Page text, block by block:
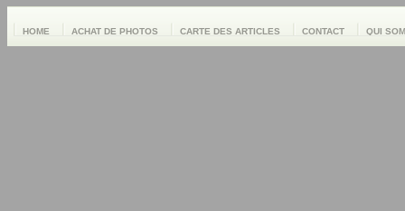
HOME ACHAT DE PHOTOS CARTE DES ARTICLES CONTACT QUI